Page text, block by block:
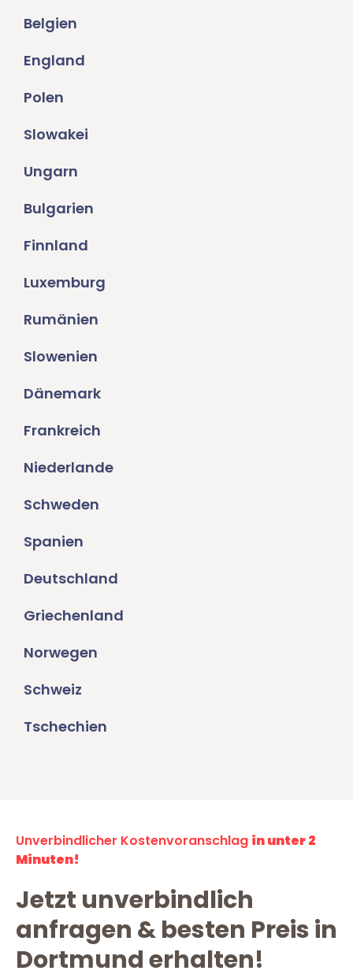
Belgien
England
Polen
Slowakei
Ungarn
Bulgarien
Finnland
Luxemburg
Rumänien
Slowenien
Dänemark
Frankreich
Niederlande
Schweden
Spanien
Deutschland
Griechenland
Norwegen
Schweiz
Tschechien
Unverbindlicher Kostenvoranschlag in unter 2
Minuten!
Jetzt unverbindlich
anfragen & besten Preis in
Dortmund erhalten!